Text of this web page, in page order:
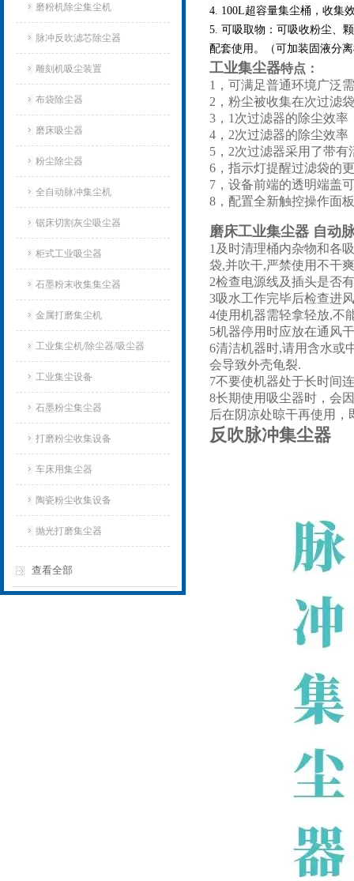
磨粉机除尘集尘机
脉冲反吹滤芯除尘器
雕刻机吸尘装置
布袋除尘器
磨床吸尘器
粉尘除尘器
全自动脉冲集尘机
锯床切割灰尘吸尘器
柜式工业吸尘器
石墨粉末收集集尘器
金属打磨集尘机
工业集尘机/除尘器/吸尘器
工业集尘设备
石墨粉尘集尘器
打磨粉尘收集设备
车床用集尘器
陶瓷粉尘收集设备
抛光打磨集尘器
查看全部
4. 100L超容量集尘桶，收集
5. 可吸取物：可吸收粉尘、
配套使用。（可加装固液分
工业集尘器特点：
1，可满足普通环境广
2，粉尘被收集在次过
3，1次过滤器的除尘效
4，2次过滤器的除尘效
5，2次过滤器采用了带
6，指示灯提醒过滤袋
7，设备前端的透明端
8，配置全新触控操作面板
磨床工业集尘器 自动
1及时清理桶内杂物和各
袋,并吹干,严禁使用不干
2检查电源线及插头是否
3吸水工作完毕后检查进
4使用机器需轻拿轻放,不
5机器停用时应放在通风
6清洁机器时,请用含水或
会导致外壳龟裂.
7不要使机器处于长时间
8长期使用吸尘器时，会
后在阴凉处晾干再使用，
反吹脉冲集尘器